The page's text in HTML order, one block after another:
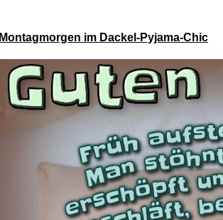
URBAN
Montagmorgen im Dackel-Pyjama-Chic